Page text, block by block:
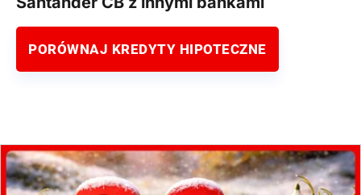
PORÓWNAJ KREDYTY HIPOTECZNE